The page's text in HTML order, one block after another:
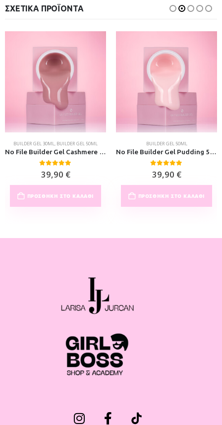
ΣΧΕΤΙΚΆ ΠΡΟΪΌΝΤΑ
BUILDER GEL 30ML, BUILDER GEL 50ML
No File Builder Gel Cashmere 50ml
0out of 5
39,90 €
ΠΡΟΣΘΉΚΗ ΣΤΟ ΚΑΛΆΘΙ
BUILDER GEL 50ML
No File Builder Gel Pudding 50ml
0out of 5
39,90 €
ΠΡΟΣΘΉΚΗ ΣΤΟ ΚΑΛΆΘΙ